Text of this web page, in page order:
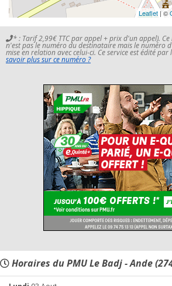
Leaflet | ©
* : Tarif 2,99€ TTC par appel + prix d'un appel).
n'est pas le numéro du destinataire mais le numéro
mise en relation avec celui-ci. Ce service est édité
savoir plus sur ce numéro ?
Horaires du PMU Le Badj - Ande